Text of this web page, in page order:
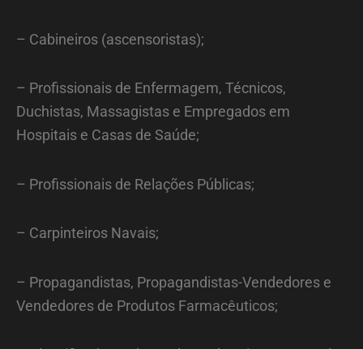
– Cabineiros (ascensoristas);
– Profissionais de Enfermagem, Técnicos,
Duchistas, Massagistas e Empregados em
Hospitais e Casas de Saúde;
– Profissionais de Relações Públicas;
– Carpinteiros Navais;
– Propagandistas, Propagandistas-Vendedores e
Vendedores de Produtos Farmacêuticos;